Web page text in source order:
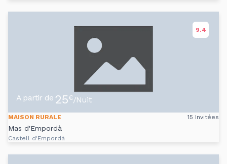
9.4
A partir de 25€/Nuit
MAISON RURALE 15 Invitées
Mas d'Empordà
Castell d'Empordà